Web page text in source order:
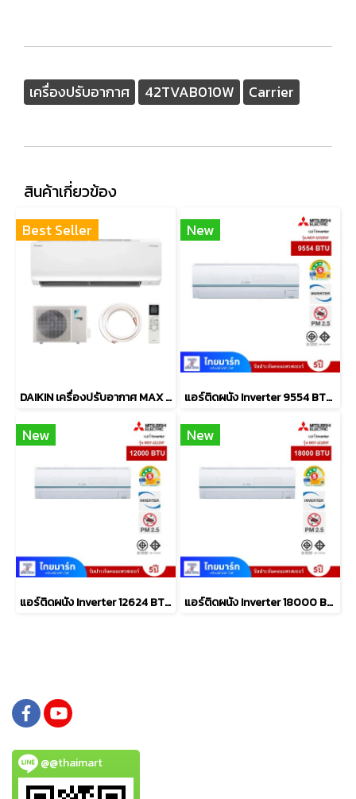
เครื่องปรับอากาศ 42TVAB010W Carrier
สินค้าเกี่ยวข้อง
Best Seller
DAIKIN เครื่องปรับอากาศ MAX INVERTER SABAI SERIES FTKB-ZV2S มีให้เลือก 5 ขนาด [9,000-24,000 BTU]
New
แอร์ติดผนัง Inverter 9554 BTU MITSUBISHI ELECTRIC รุ่น MSY-GY09VF
New
แอร์ติดผนัง Inverter 12624 BTU MITSUBISHI ELECTRIC
New
แอร์ติดผนัง Inverter 18000 BTU MITSUBISHI ELECTRIC รุ่น MSY-JZ18VF
@@thaimart